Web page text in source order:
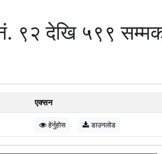
देखि ५९९ सम्मका
एक्सन
हेर्नुहोस डाउनलोड